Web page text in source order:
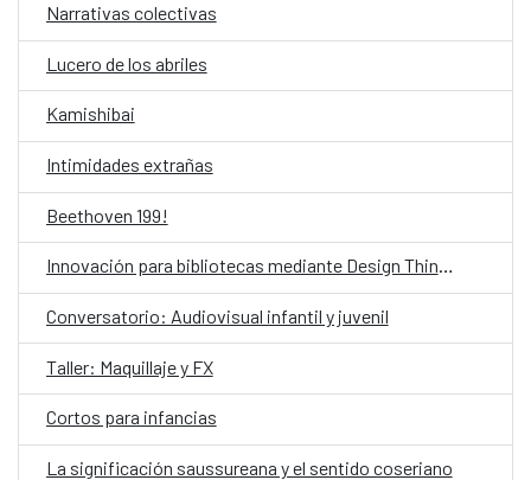
Narrativas colectivas
Lucero de los abriles
Kamishibai
Intimidades extrañas
Beethoven 199!
Innovación para bibliotecas mediante Design Thinking asistido por IA
Conversatorio: Audiovisual infantil y juvenil
Taller: Maquillaje y FX
Cortos para infancias
La significación saussureana y el sentido coseriano